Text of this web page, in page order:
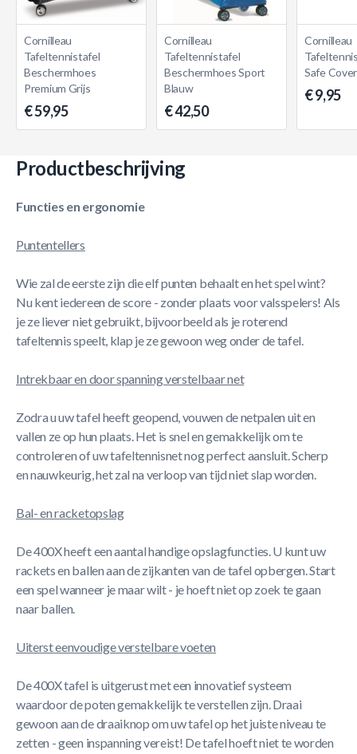
Cornilleau
Tafeltennistafel
Beschermhoes
Premium Grijs
€ 59,95
Cornilleau
Tafeltennistafel
Beschermhoes Sport
Blauw
€ 42,50
Cornilleau
Safe Cover
€ 9,95
Productbeschrijving
Functies en ergonomie
Puntentellers
Wie zal de eerste zijn die elf punten behaalt en het spel wint?
Nu kent iedereen de score - zonder plaats voor valsspelers! Als
je ze liever niet gebruikt, bijvoorbeeld als je roterend
tafeltennis speelt, klap je ze gewoon weg onder de tafel.
Intrekbaar en door spanning verstelbaar net
Zodra u uw tafel heeft geopend, vouwen de netpalen uit en
vallen ze op hun plaats. Het is snel en gemakkelijk om te
controleren of uw tafeltennisnet nog perfect aansluit. Scherp
en nauwkeurig, het zal na verloop van tijd niet slap worden.
Bal- en racketopslag
De 400X heeft een aantal handige opslagfuncties. U kunt uw
rackets en ballen aan de zijkanten van de tafel opbergen. Start
een spel wanneer je maar wilt - je hoeft niet op zoek te gaan
naar ballen.
Uiterst eenvoudige verstelbare voeten
De 400X tafel is uitgerust met een innovatief systeem
waardoor de poten gemakkelijk te verstellen zijn. Draai
gewoon aan de draaiknop om uw tafel op het juiste niveau te
zetten - geen inspanning vereist! De tafel hoeft niet te worden